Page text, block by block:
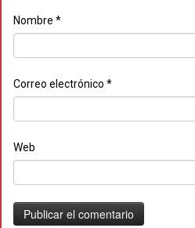
Nombre *
Correo electrónico *
Web